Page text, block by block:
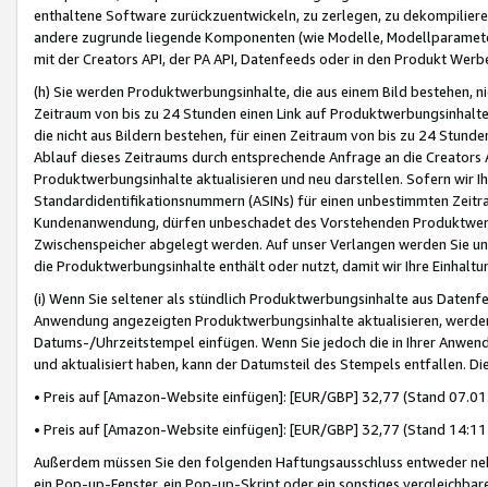
enthaltene Software zurückzuentwickeln, zu zerlegen, zu
andere zugrunde liegende Komponenten (wie Modelle,
mit der Creators API, der PA API, Datenfeeds oder in den Produkt
(h) Sie werden Produktwerbungsinhalte, die aus einem Bild bestehen,
Zeitraum von bis zu 24 Stunden einen Link auf
die nicht aus Bildern bestehen, für einen Zeitraum von bis zu 24
Ablauf dieses Zeitraums durch entsprechende Anfrage an die
Produktwerbungsinhalte aktualisieren und neu darstellen. Sofern wir
Standardidentifikationsnummern (ASINs) für einen unbestimmten
Kundenanwendung, dürfen unbeschadet des Vorstehenden
Zwischenspeicher abgelegt werden. Auf unser Verlangen werden Sie
die Produktwerbungsinhalte enthält oder nutzt, damit wir Ihre
(i) Wenn Sie seltener als stündlich Produktwerbungsinhalte aus
Anwendung angezeigten Produktwerbungsinhalte aktualisieren,
Datums-/Uhrzeitstempel einfügen. Wenn Sie jedoch die in Ihrer
und aktualisiert haben, kann der Datumsteil des Stempels entfallen.
• Preis auf [Amazon-Website einfügen]: [EUR/GBP] 32,77 (Stand
• Preis auf [Amazon-Website einfügen]: [EUR/GBP] 32,77 (Stand
Außerdem müssen Sie den folgenden Haftungsausschluss entweder
ein Pop-up-Fenster, ein Pop-up-Skript oder ein sonstiges